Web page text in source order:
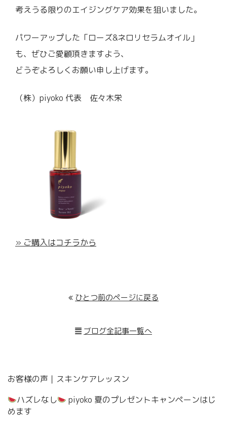
考えうる限りのエイジングケア効果を狙いました。
パワーアップした「ローズ&ネロリセラムオイル」
も、ぜひご愛顧頂きますよう、
どうぞよろしくお願い申し上げます。
（株）piyoko 代表 佐々木栄
» ご購入はコチラから
ひとつ前のページに戻る
ブログ全記事一覧へ
お客様の声｜スキンケアレッスン
ハズレなし
piyoko 夏のプレゼントキャンペーンはじ
めます